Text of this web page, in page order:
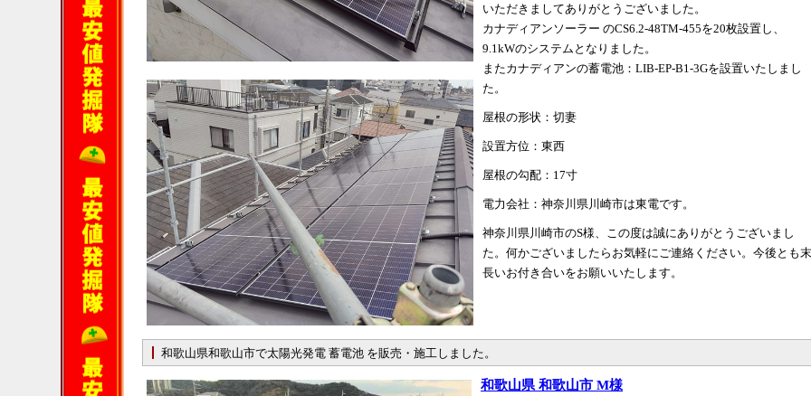
いただきましてありがとうございました。
カナディアンソーラー のCS6.2-48TM-455を20枚設置し、
9.1kWのシステムとなりました。
またカナディアンの蓄電池：LIB-EP-B1-3Gを設置いたしまし
た。
屋根の形状：切妻
設置方位：東西
屋根の勾配：17寸
電力会社：神奈川県川崎市は東電です。
神奈川県川崎市のS様、この度は誠にありがとうございまし
た。何かございましたらお気軽にご連絡ください。今後とも末
長いお付き合いをお願いいたします。
和歌山県和歌山市で太陽光発電 蓄電池 を販売・施工しました。
和歌山県 和歌山市 M様